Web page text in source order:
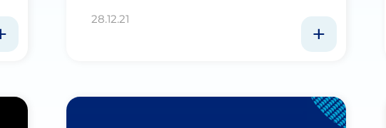
28.12.21